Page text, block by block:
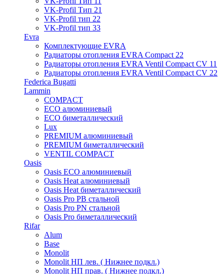
VK-Profil Тип 21
VK-Profil тип 22
VK-Profil тип 33
Evra
Комплектующие EVRA
Радиаторы отопления EVRA Compact 22
Радиаторы отопления EVRA Ventil Compact CV 11
Радиаторы отопления EVRA Ventil Compact CV 22
Federica Bugatti
Lammin
COMPACT
ECO алюминиевый
ECO биметаллический
Lux
PREMIUM алюминиевый
PREMIUM биметаллический
VENTIL COMPACT
Oasis
Oasis ECO алюминиевый
Oasis Heat алюминиевый
Oasis Heat биметаллический
Oasis Pro PB стальной
Oasis Pro PN стальной
Oasis Pro биметаллический
Rifar
Alum
Base
Monolit
Monolit НП лев. ( Нижнее подкл.)
Monolit НП прав. ( Нижнее подкл.)